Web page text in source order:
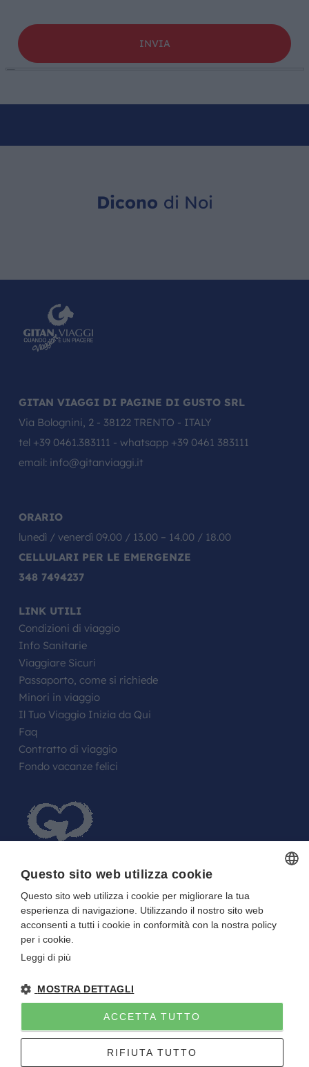
Dicono di Noi
GITAN VIAGGI DI PAGINE DI GUSTO SRL
Via Bolognini, 2 - 38122 TRENTO - ITALY
tel +39 0461.383111 - whatsapp +39 0461 383111
email: info@gitanviaggi.it
ORARIO
lunedì / venerdì 09.00 / 13.00 – 14.00 / 18.00
CELLULARI PER LE EMERGENZE
348 7494237
LINK UTILI
Condizioni di viaggio
Info Sanitarie
Viaggiare Sicuri
Passaporto, come si richiede
Minori in viaggio
Il Tuo Viaggio Inizia da Qui
Faq
Contratto di viaggio
Fondo vacanze felici
FARE UN REGALO AGLI SPOSI O A UN
FESTEGGIATO?
La tua Lista in Viaggio…
Gitan viaggiNOTE LEGALI-PRIVACY- DIRETTIVA UE 2015/2032
P.I. E C.F. 01922670227 - CAPITALE SOCIALE I.V. 10.000 EURO
Questo sito web utilizza cookie
Questo sito web utilizza i cookie per migliorare la tua
esperienza di navigazione. Utilizzando il nostro sito web
acconsenti a tutti i cookie in conformità con la nostra policy
per i cookie.
Leggi di più
MOSTRA DETTAGLI
ACCETTA TUTTO
RIFIUTA TUTTO